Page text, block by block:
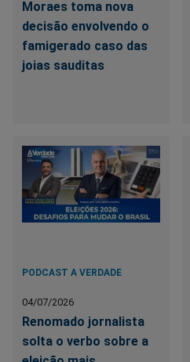
Moraes toma nova
decisão envolvendo o
famigerado caso das
joias sauditas
PODCAST A VERDADE
04/07/2026
Renomado jornalista
solta o verbo sobre a